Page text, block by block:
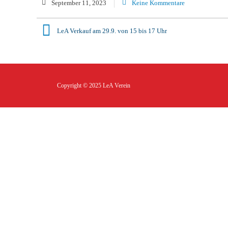
September 11, 2023 Keine Kommentare
LeA Verkauf am 29.9. von 15 bis 17 Uhr
Copyright © 2025 LeA Verein